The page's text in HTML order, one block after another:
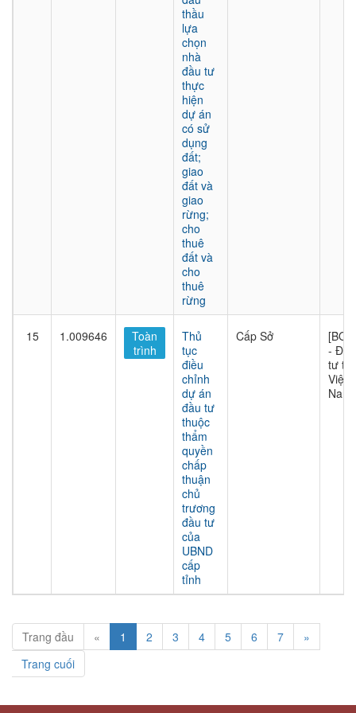
thầu
lựa
chọn
nhà
đầu tư
thực
hiện
dự án
có sử
dụng
đất;
giao
đất và
giao
rừng;
cho
thuê
đất và
cho
thuê
rừng
15 1.009646
Toàn
trình
Thủ
tục
điều
chỉnh
dự án
đầu tư
thuộc
thẩm
quyền
chấp
thuận
chủ
trương
đầu tư
của
UBND
cấp
tỉnh
Cấp Sở
[BQL]
- Đầu
tư tại
Việt
Nam
Trang đầu « 1 2 3 4 5 6 7
»
Trang cuối